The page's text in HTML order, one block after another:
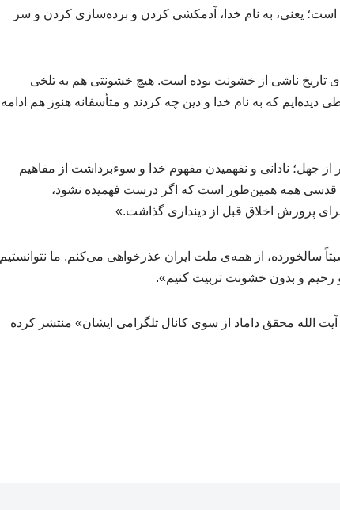
یعنی، به نام خدا، آدمکشی کردن و برده‌سازی کردن و سر
تاریخ ناشی از خشونت بوده است. هیچ خشونتی هم به تلخی
که به نام خدا و دین چه کردند و متأسفانه هنوز هم ادامه
جهل؛ نادانی و نفهمیدن مفهوم خدا و سوءبرداشت از مفاهیم
قدسی همه همین‌طور است که اگر درست فهمیده نشود،
پرورش اخلاق قبل از دینداری گذاشت.»
سالخورده، از همه‌ی ملت ایران عذرخواهی می‌کنم. ما نتوانستیم
و رحیم و بدون خشونت تربیت کنیم».
جماران این مطلب را با عنوان «بازنشر سخنان سال ۹۶ آیت الله محقق داماد از سوی کانال تلگرامی ایشان» منتشر کرده